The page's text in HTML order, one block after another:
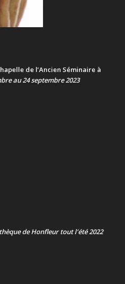
de l’Ancien Séminaire à
au 24 septembre 2023
de Honfleur tout l’été 2022